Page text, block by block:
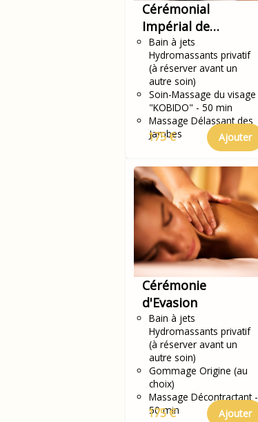
Cérémonial
Impérial de
jeunesse KOBIDO
Bain à jets
Hydromassants privatif
(à réserver avant un
autre soin)
Soin-Massage du visage
"KOBIDO" - 50 min
Massage Délassant des
Jambes
175 € Ajouter
Cérémonie
d'Evasion
Bain à jets
Hydromassants privatif
(à réserver avant un
autre soin)
Gommage Origine (au
choix)
Massage Décontractant -
50 min
175 € Ajouter